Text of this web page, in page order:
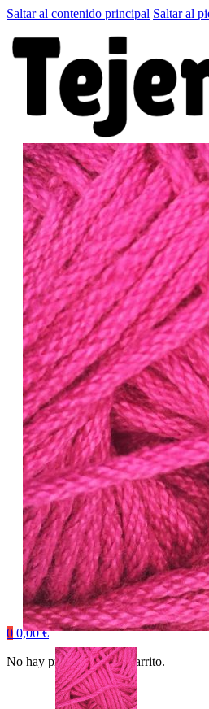
Saltar al contenido principal Saltar al
Quien soy
Patrones GRATIS
El Club
Tienda
LA CARTITA
0 0,00€
No hay productos en el carrito.